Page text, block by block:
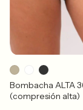
Bombacha ALTA
(compresión alta)